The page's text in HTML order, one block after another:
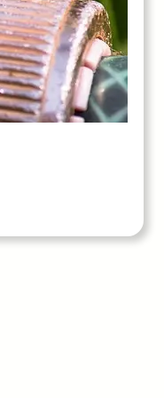
kan hurtigt
får du en enkel